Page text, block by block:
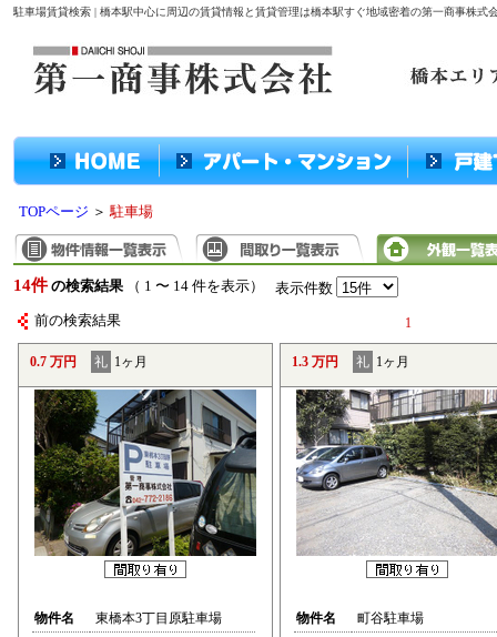
駐車場賃貸検索 | 橋本駅中心に周辺の賃貸情報と賃貸管理は橋本駅すぐ地域密着の第一商事株式
TOPページ ＞駐車場
14件 の検索結果 （ 1 〜 14 件を表示） 表示件数
前の検索結果 1
0.7 万円 礼 1ヶ月
物件名 東橋本3丁目原駐車場
1.3 万円 礼 1ヶ月
物件名 町谷駐車場